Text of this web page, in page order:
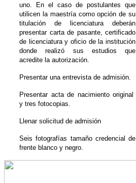
uno. En el caso de postulantes que
utilicen la maestría como opción de su
titulación de licenciatura deberán
presentar carta de pasante, certificado
de licenciatura y oficio de la institución
donde realizó sus estudios que
acredite la autorización.
Presentar una entrevista de admisión.
Presentar acta de nacimiento original
y tres fotocopias.
Llenar solicitud de admisión
Seis fotografías tamaño credencial de
frente blanco y negro.